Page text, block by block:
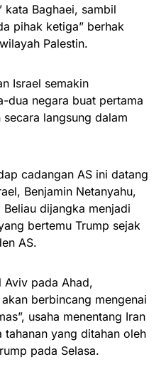
kata Baghaei, sambil
pihak ketiga” berhak
Palestin.
Israel semakin
dua negara buat pertama
langsung dalam
cadangan AS ini datang
Benjamin Netanyahu,
dijangka menjadi
bertemu Trump sejak
AS.
Aviv pada Ahad,
berbincang mengenai
usaha menentang Iran
tahanan yang ditahan oleh
pada Selasa.